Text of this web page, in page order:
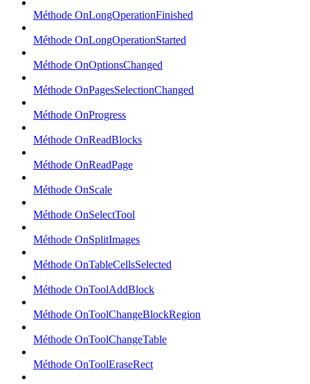
Méthode OnLongOperationFinished
Méthode OnLongOperationStarted
Méthode OnOptionsChanged
Méthode OnPagesSelectionChanged
Méthode OnProgress
Méthode OnReadBlocks
Méthode OnReadPage
Méthode OnScale
Méthode OnSelectTool
Méthode OnSplitImages
Méthode OnTableCellsSelected
Méthode OnToolAddBlock
Méthode OnToolChangeBlockRegion
Méthode OnToolChangeTable
Méthode OnToolEraseRect